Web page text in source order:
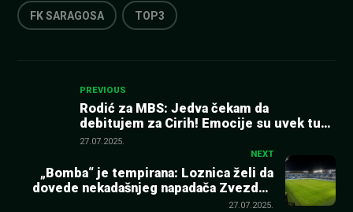
FK SARAGOSA TOP3
Kretanje
članka
PREVIOUS
Rodić za MBS: Jedva čekam da
debitujem za Cirih! Emocije su uvek tu
kada igra moja Zvezda!
27.07.2025.
NEXT
„Bomba“ je tempirana: Loznica želi da
dovede nekadašnjeg napadača Zvezde i
reprezentativca Srbije
27.07.2025.